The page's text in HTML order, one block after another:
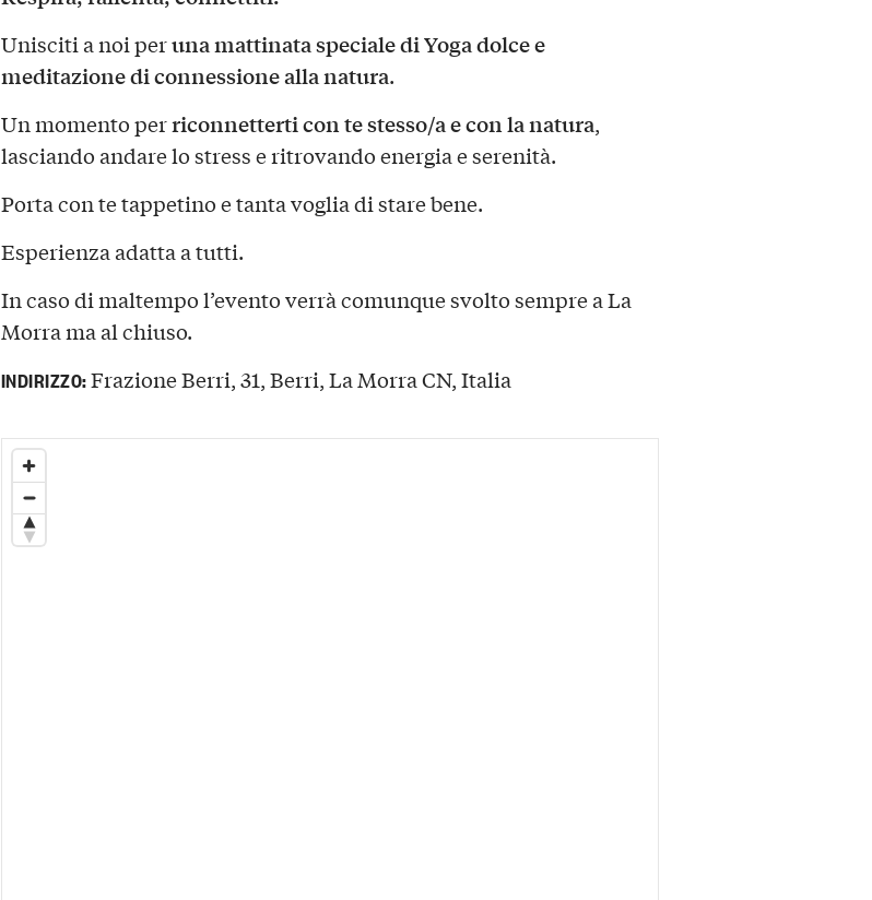
Unisciti a noi peruna mattinata speciale di Yoga dolce e
meditazione di connessione alla natura.
Un momento perriconnetterti con te stesso/a e con la natura,
lasciando andare lo stress e ritrovando energia e serenità.
Porta con te tappetino e tanta voglia di stare bene.
Esperienza adatta a tutti.
In caso di maltempo l’evento verrà comunque svolto sempre a La
Morra ma al chiuso.
INDIRIZZO:Frazione Berri, 31, Berri, La Morra CN, Italia